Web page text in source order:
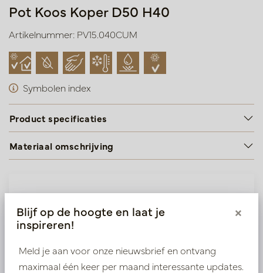
Pot Koos Koper D50 H40
Artikelnummer: PV15.040CUM
Symbolen index
Product specificaties
Materiaal omschrijving
Wij leveren enkel B2B
Log in als zakelijke klant om direct toegang te
krijgen tot onze exclusieve prijzen.
Bestaande klant? Log hier in
Blijf op de hoogte en laat je
inspireren!
×
Meld je aan voor onze nieuwsbrief en ontvang
maximaal één keer per maand interessante updates.